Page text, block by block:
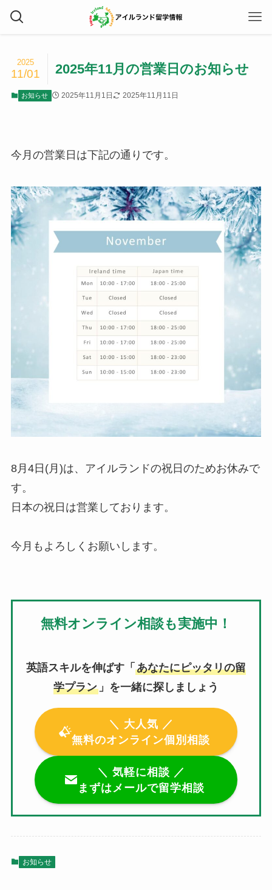
2025年11月の営業日のお知らせ
2025
11/01
お知らせ 2025年11月1日 2025年11月11日
今月の営業日は下記の通りです。
8月4日(月)は、アイルランドの祝日のためお休みで
す。
日本の祝日は営業しております。
今月もよろしくお願いします。
無料オンライン相談も実施中！
英語スキルを伸ばす「 あなたにピッタリの留
学プラン 」を一緒に探しましょう
＼ 大人気 ／
無料のオンライン個別相談
＼ 気軽に相談 ／
まずはメールで留学相談
お知らせ